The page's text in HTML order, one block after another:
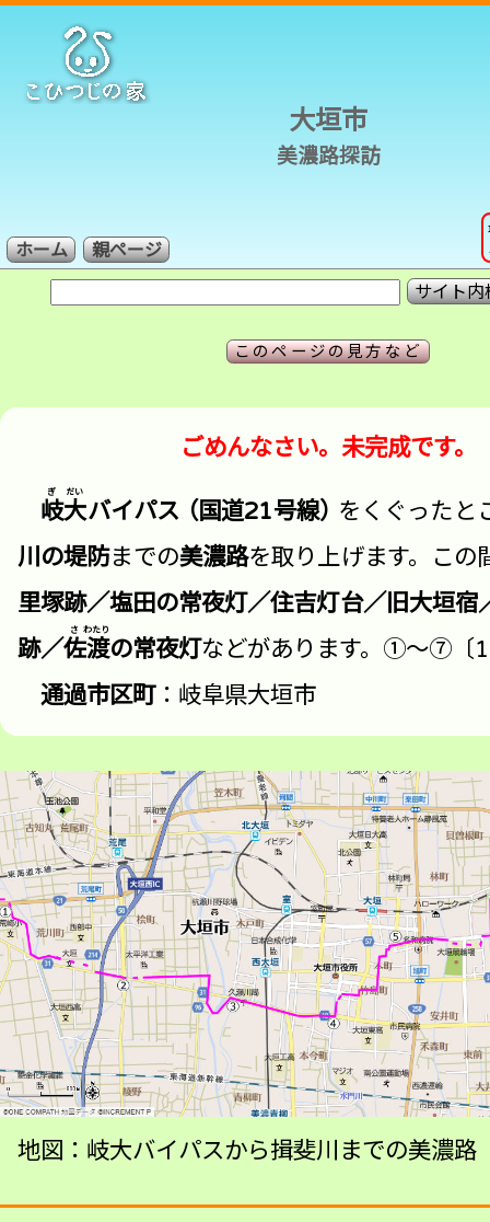
大垣市
美濃路探訪
ホーム 親ページ
このページの見方など
ごめんなさい。未完成です。
岐大バイパス（国道21号線）を くぐったと
川の堤防までの美濃路を取り上げます。この
里塚跡／塩田の常夜灯／住吉灯台／旧大垣宿
跡／佐渡の常夜灯などがあります。①～⑦〔
通過市区町：岐阜県大垣市
地図：岐大バイパスから揖斐川までの美濃路